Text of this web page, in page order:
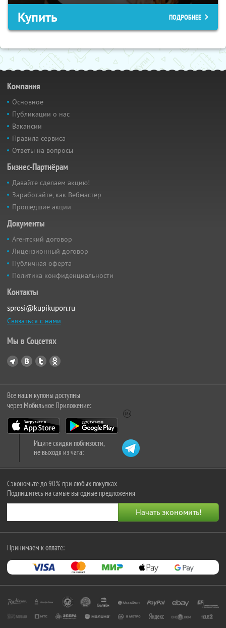
Купить ПОДРОБНЕЕ
Компания
Основное
Публикации о нас
Вакансии
Правила сервиса
Ответы на вопросы
Бизнес-Партнёрам
Давайте сделаем акцию!
Заработайте, как Вебмастер
Прошедшие акции
Документы
Агентский договор
Лицензионный договор
Публичная оферта
Политика конфиденциальности
Контакты
sprosi@kupikupon.ru
Связаться с нами
Мы в Соцсетях
Все наши купоны доступны
через Мобильное Приложение:
Ищите скидки поблизости,
не выходя из чата:
Сэкономьте до 90% при любых покупках
Подпишитесь на самые выгодные предложения
Принимаем к оплате: